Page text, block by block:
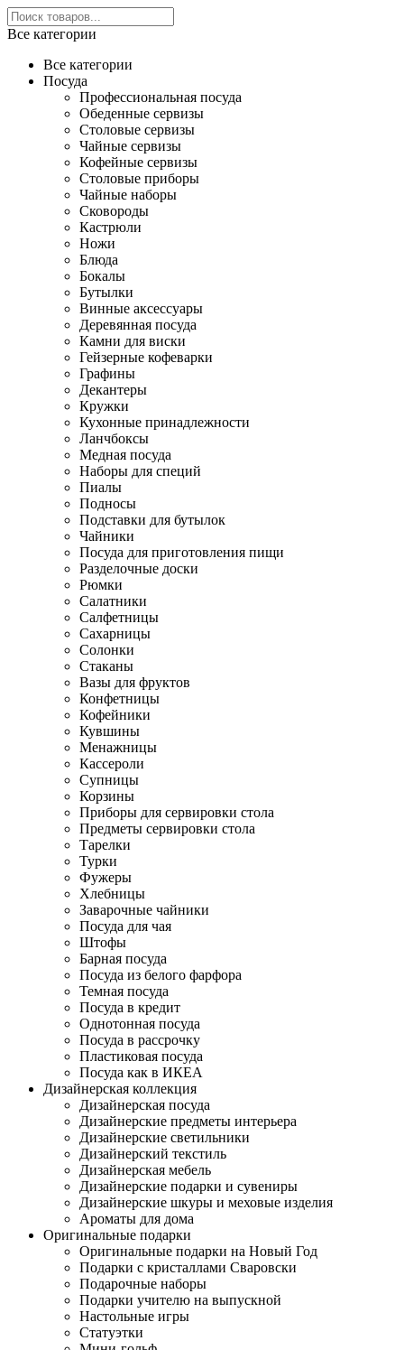
Все категории
Все категории
Посуда
Профессиональная посуда
Обеденные сервизы
Столовые сервизы
Чайные сервизы
Кофейные сервизы
Столовые приборы
Чайные наборы
Сковороды
Кастрюли
Ножи
Блюда
Бокалы
Бутылки
Винные аксессуары
Деревянная посуда
Камни для виски
Гейзерные кофеварки
Графины
Декантеры
Кружки
Кухонные принадлежности
Ланчбоксы
Медная посуда
Наборы для специй
Пиалы
Подносы
Подставки для бутылок
Чайники
Посуда для приготовления пищи
Разделочные доски
Рюмки
Салатники
Салфетницы
Сахарницы
Солонки
Стаканы
Вазы для фруктов
Конфетницы
Кофейники
Кувшины
Менажницы
Кассероли
Супницы
Корзины
Приборы для сервировки стола
Предметы сервировки стола
Тарелки
Турки
Фужеры
Хлебницы
Заварочные чайники
Посуда для чая
Штофы
Барная посуда
Посуда из белого фарфора
Темная посуда
Посуда в кредит
Однотонная посуда
Посуда в рассрочку
Пластиковая посуда
Посуда как в ИКЕА
Дизайнерская коллекция
Дизайнерская посуда
Дизайнерские предметы интерьера
Дизайнерские светильники
Дизайнерский текстиль
Дизайнерская мебель
Дизайнерские подарки и сувениры
Дизайнерские шкуры и меховые изделия
Ароматы для дома
Оригинальные подарки
Оригинальные подарки на Новый Год
Подарки с кристаллами Сваровски
Подарочные наборы
Подарки учителю на выпускной
Настольные игры
Статуэтки